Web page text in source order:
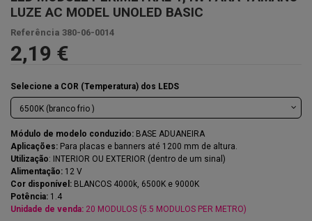
LUZE AC MODEL UNOLED BASIC
Referência 380-06-0014
2,19 €
Selecione a COR (Temperatura) dos LEDS
Módulo de modelo conduzido: BASE ADUANEIRA
Aplicações: Para placas e banners até 1200 mm de altura.
Utilização: INTERIOR OU EXTERIOR (dentro de um sinal)
Alimentação: 12 V
Cor disponível: BLANCOS 4000k, 6500K e 9000K
Potência: 1.4
Unidade de venda: 20 MODULOS (5.5 MODULOS PER METRO)